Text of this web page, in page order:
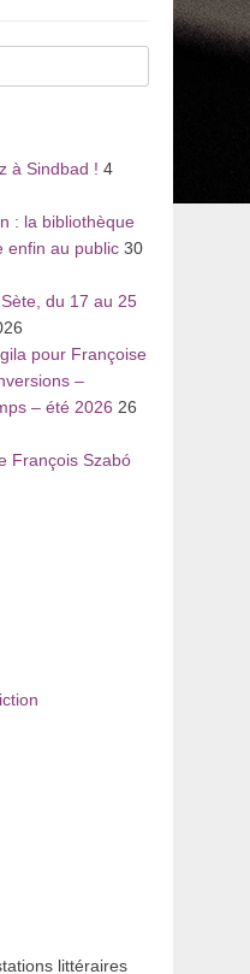
à Sindbad ! 4
: la bibliothèque
enfin au public 30
du 17 au 25
pour Françoise
–
– été 2026 26
François Szabó
littéraires